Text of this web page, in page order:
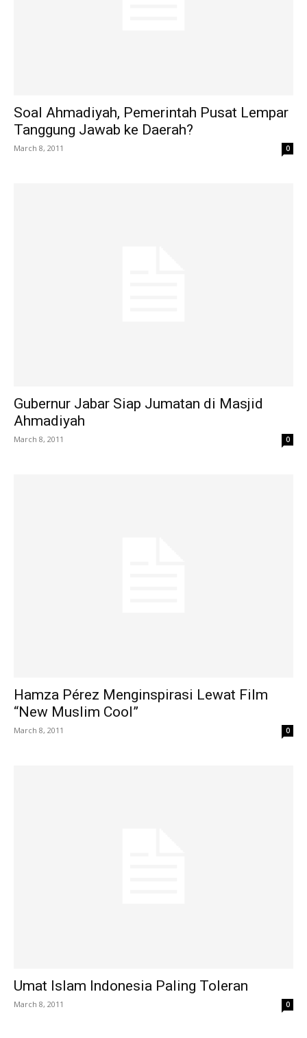
Soal Ahmadiyah, Pemerintah Pusat Lempar
Tanggung Jawab ke Daerah?
March 8, 2011 0
Gubernur Jabar Siap Jumatan di Masjid
Ahmadiyah
March 8, 2011 0
Hamza Pérez Menginspirasi Lewat Film
“New Muslim Cool”
March 8, 2011 0
Umat Islam Indonesia Paling Toleran
March 8, 2011 0